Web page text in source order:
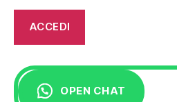
OPEN CHAT